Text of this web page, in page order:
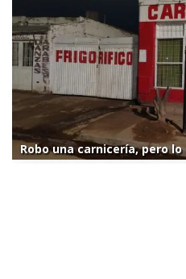
Robo una carnicería, pero